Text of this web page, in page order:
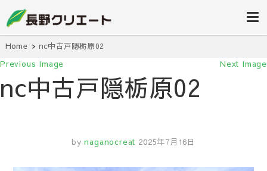
長野クリエ
ート
せください！
Home nc中古戸隠栃原02
Previous Image Next Image
nc中古戸隠栃原02
by naganocreat 2025年7月16日